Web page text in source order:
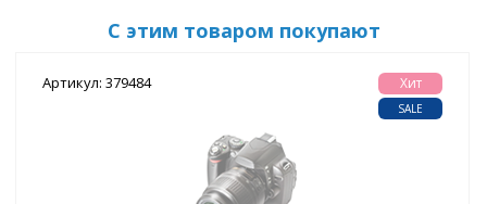
С этим товаром покупают
Артикул: 379484 Хит
SALE